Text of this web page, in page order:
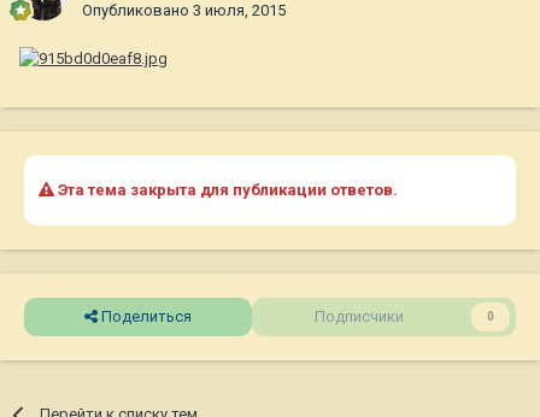
Опубликовано 3 июля, 2015
Эта тема закрыта для публикации ответов.
Поделиться Подписчики 0